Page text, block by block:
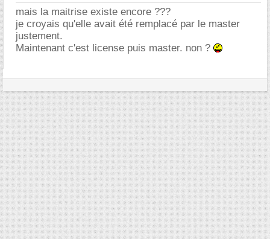
mais la maitrise existe encore ???
je croyais qu'elle avait été remplacé par le master
justement.
Maintenant c'est license puis master. non ?